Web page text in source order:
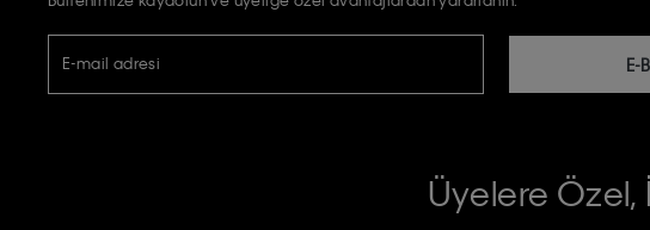
E-mail adresi E-
Calvin Klein e-bültenine abone olarak, kişisel verilerimin Calvin Klein tarafına gönderileceğinin
Üyelere Özel,